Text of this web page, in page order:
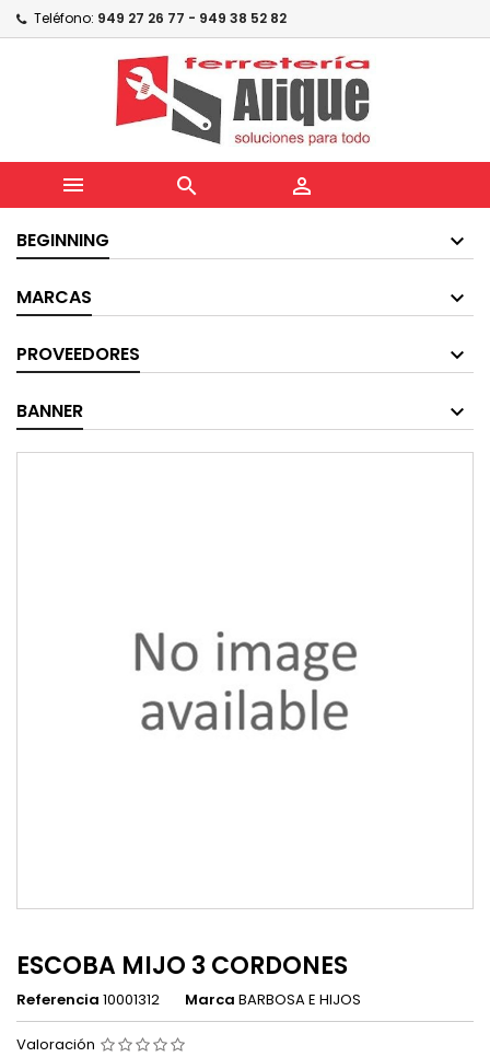
Teléfono: 949 27 26 77 - 949 38 52 82
  
BEGINNING
MARCAS
PROVEEDORES
BANNER
ESCOBA MIJO 3 CORDONES
Referencia 10001312 Marca BARBOSA E HIJOS
Valoración